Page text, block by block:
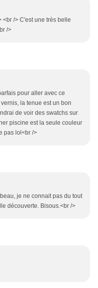
<br /> C'est une très belle
/>
pour aller avec ce
la tenue est un bon
de voir des swatchs sur
piscine est la seule couleur
pas lol<br />
je ne connait pas du tout
découverte. Bisous.<br />